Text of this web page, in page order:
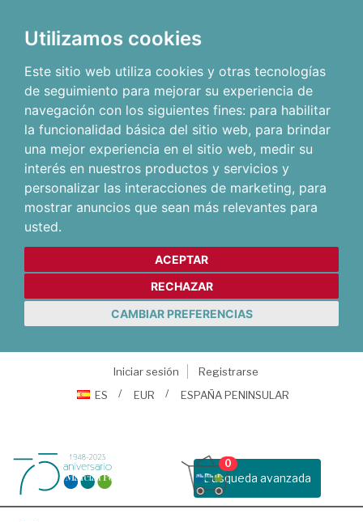
Utilizamos cookies
Este sitio web utiliza cookies y otras tecnologías
de seguimiento para mejorar su experiencia de
navegación con los siguientes fines: para habilitar
la funcionalidad básica del sitio web, para brindar
una mejor experiencia en el sitio web, medir su
interés en nuestros productos y servicios y
personalizar las interacciones de marketing, para
mostrar anuncios que sean más relevantes para
usted.
ACEPTAR
RECHAZAR
CAMBIAR PREFERENCIAS
Iniciar sesión
Registrarse
ES
EUR ESPAÑA PENINSULAR
Busqueda avanzada
0